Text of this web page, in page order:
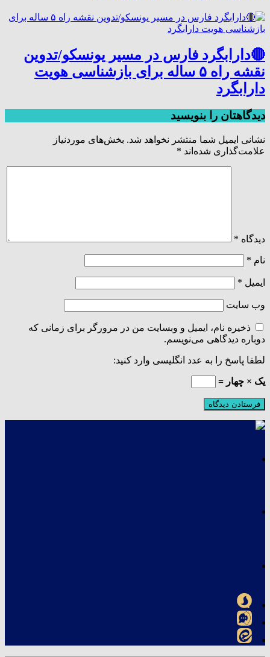
🔴دارابگرد فارس در مسیر یونسکو/تدوین
نقشه راه ۵ ساله برای بازشناسی هویت
دارابگرد
دیدگاهتان را بنویسید
نشانی ایمیل شما منتشر نخواهد شد. بخش‌های موردنیاز
علامت‌گذاری شده‌اند *
دیدگاه *
نام *
ایمیل *
وب‌ سایت
ذخیره نام، ایمیل و وبسایت من در مرورگر برای زمانی که
دوباره دیدگاهی می‌نویسم.
لطفا پاسخ را به عدد انگلیسی وارد کنید:
یک × چهار =